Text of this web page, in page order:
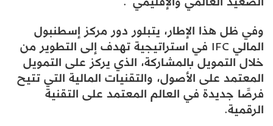
وفي ظل هذا الإطار، يتبلور دور مركز إسطنبول
المالي IFC في استراتيجية تهدف إلى التطوير من
خلال التمويل بالمشاركة، الذي يركز على التمويل
المعتمد على الأصول، والتقنيات المالية التي تتيح
فرصًا جديدة في العالم المعتمد على التقنية
الرقمية.